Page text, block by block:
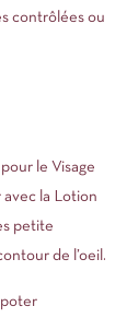
contrôlées ou
le Visage
la Lotion
petite
de l’oeil.